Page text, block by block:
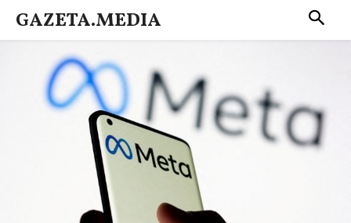
GAZETA.MEDIA